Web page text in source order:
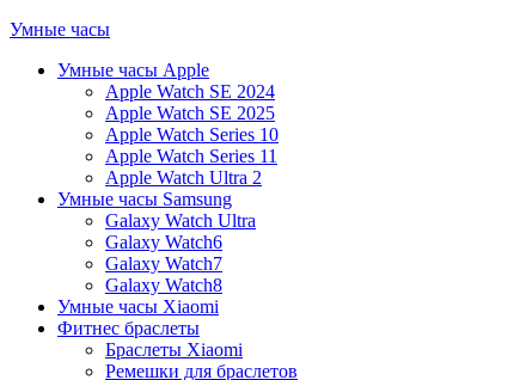
Умные часы
Умные часы Apple
Apple Watch SE 2024
Apple Watch SE 2025
Apple Watch Series 10
Apple Watch Series 11
Apple Watch Ultra 2
Умные часы Samsung
Galaxy Watch Ultra
Galaxy Watch6
Galaxy Watch7
Galaxy Watch8
Умные часы Xiaomi
Фитнес браслеты
Браслеты Xiaomi
Ремешки для браслетов